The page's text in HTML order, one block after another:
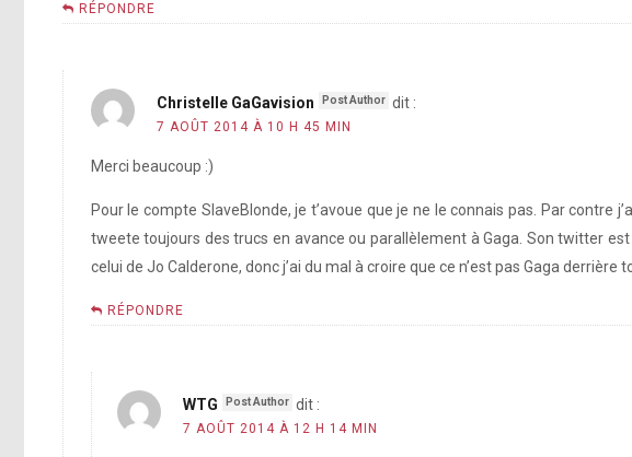
[photo]
[photo]
Harper Lee
http://fb.me/
RÉPONDRE
Christelle GaGavision dit :
7 AOÛT 2014 À 10 H 45 MIN
Merci beaucoup :)
Pour le compte SlaveBlonde, je t’avoue que je ne le connais pas. Par contre
tweete toujours des trucs en avance ou parallèlement à Gaga. Son twitter
celui de Jo Calderone, donc j’ai du mal à croire que ce n’est pas Gaga derrière
RÉPONDRE
WTG dit :
7 AOÛT 2014 À 12 H 14 MIN